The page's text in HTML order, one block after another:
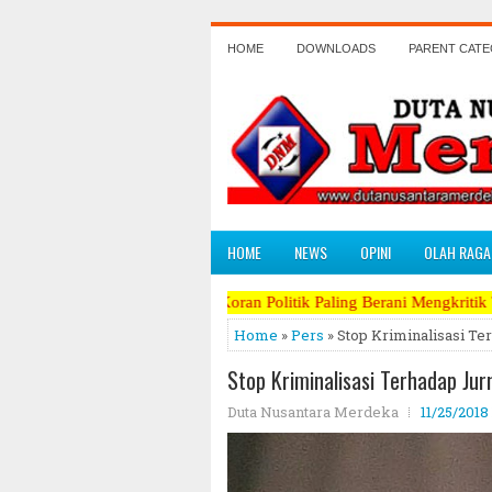
HOME DOWNLOADS PARENT
HOME NEWS OPINI OLAH RAGA
Beda, Koran Politik Paling Berani Mengkritik Terpanas dan
Home »Pers » Stop Kriminalisasi
Stop Kriminalisasi Terhadap
Duta Nusantara Merdeka 11/25/